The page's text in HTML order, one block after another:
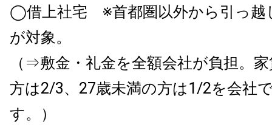
◯借上社宅 ※首都圏以外から引っ越
が対象。
（⇒敷金・礼金を全額会社が負担。
方は2/3、27歳未満の方は1/2を会社
す。）